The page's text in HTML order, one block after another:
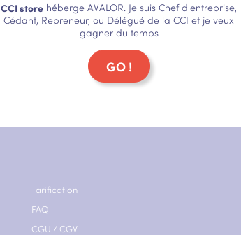
CCI store héberge AVALOR. Je suis Chef d'entreprise,
Cédant, Repreneur, ou Délégué de la CCI et je veux
gagner du temps
GO !
Tarification
FAQ
CGU / CGV